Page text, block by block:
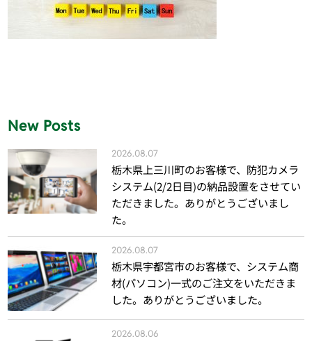
New Posts
2026.08.07
栃木県上三川町のお客様で、防犯カメラ
システム(2/2日目)の納品設置をさせてい
ただきました。ありがとうございまし
た。
2026.08.07
栃木県宇都宮市のお客様で、システム商
材(パソコン)一式のご注文をいただきま
した。ありがとうございました。
2026.08.06